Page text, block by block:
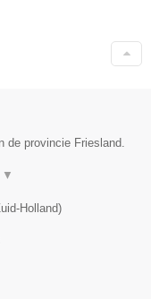
de provincie Friesland.
▼
Holland)